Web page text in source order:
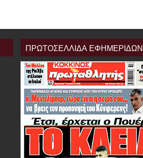
ΠΡΩΤΟΣΕΛΛΙΔΑ ΕΦΗΜΕΡΙΔΩΝ